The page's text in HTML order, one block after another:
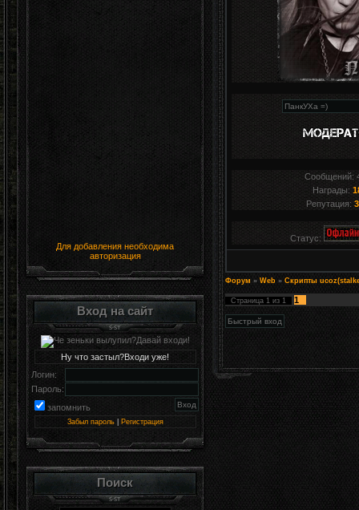
Для добавления необходима
авторизация
Вход на сайт
Ну что застыл?Входи уже!
Логин:
Пароль:
запомнить
Забыл пароль| Регистрация
Поиск
Сообщений:
Награды:
Репутация:
Статус:
Форум » Web » Скрипты
Страница 1 из 1 1